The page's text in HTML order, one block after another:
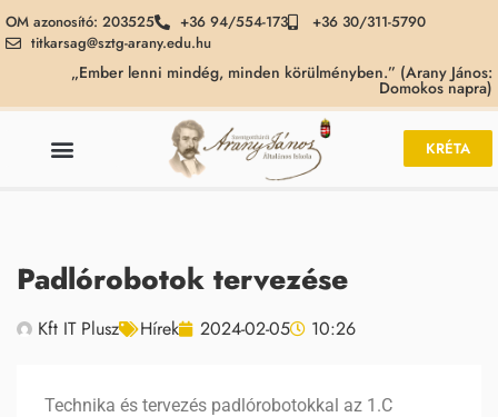
OM azonosító: 203525 +36 94/554-173
+36 30/311-5790
titkarsag@sztg-arany.edu.hu
„Ember lenni mindég, minden körülményben.” (Arany János:
Domokos napra)
KRÉTA
Padlórobotok tervezése
Kft IT Plusz Hírek 2024-02-05 10:26
Technika és tervezés padlórobotokkal az 1.C